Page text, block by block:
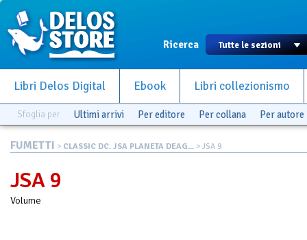
Ricerca
Libri Delos Digital Ebook Libri collezionismo
Sfoglia per Ultimi arrivi Per editore Per collana Per autore
FUMETTI > CLASSIC DC. JSA PLANETA DEAG... > JSA 9
JSA 9
Volume